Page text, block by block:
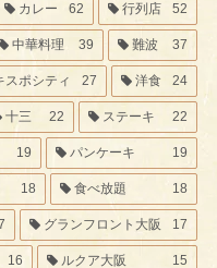
カレー 62 行列店 52
中華料理 39 難波 37
スポシティ 27 洋食 24
十三 22 ステーキ 22
19 パンケーキ 19
18 食べ放題 18
グランフロント大阪 17
16 ルクア大阪 15